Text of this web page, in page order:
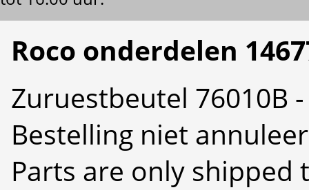
Roco onderdelen
Zuruestbeutel 76010B
Bestelling niet
Parts are only shipped